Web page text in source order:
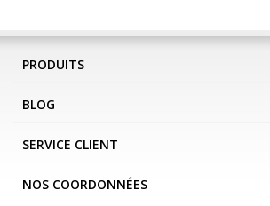
PRODUITS
BLOG
SERVICE CLIENT
NOS COORDONNÉES